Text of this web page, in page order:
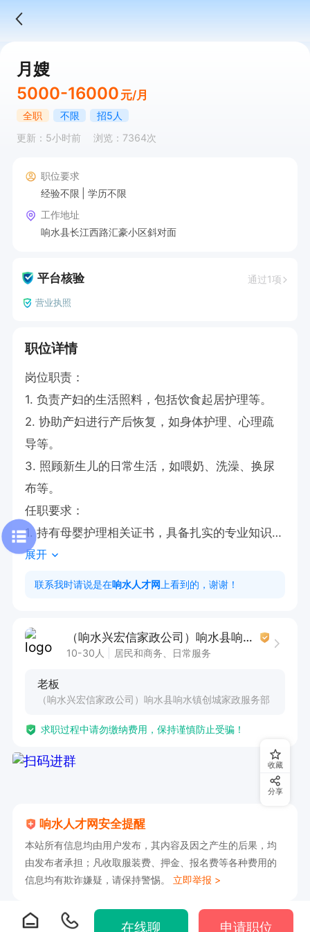
月嫂
5000-16000 元/月
全职 不限
招5人
更新：5小时前
浏览：7364次
职位要求
经验不限
学历不限
工作地址
响水县长江西路汇豪小区斜对面
平台核验 通过1项
营业执照
职位详情
岗位职责：
1. 负责产妇的生活照料，包括饮食起居护理等。
2. 协助产妇进行产后恢复，如身体护理、心理疏
导等。
3. 照顾新生儿的日常生活，如喂奶、洗澡、换尿
布等。
任职要求：
1. 持有母婴护理相关证书，具备扎实的专业知识。
2. 拥有丰富的月嫂工作经验，熟悉母婴护理流
程。
展开
联系我时请说是在响水人才网 上看到的，谢谢！
（响水兴宏信家政公司）响水县响水镇创城家政服务部
10-30人 居民和商务、日常服务
老板
（响水兴宏信家政公司）响水县响水镇创城家政服务部
求职过程中请勿缴纳费用，保持谨慎防止受骗！
响水人才网安全提醒
本站所有信息均由用户发布，其内容及因之产生的后果，均
由发布者承担；凡收取服装费、押金、报名费等各种费用的
信息均有欺诈嫌疑，请保持警惕。 立即举报 >
收藏
分享
在线聊 申请职位